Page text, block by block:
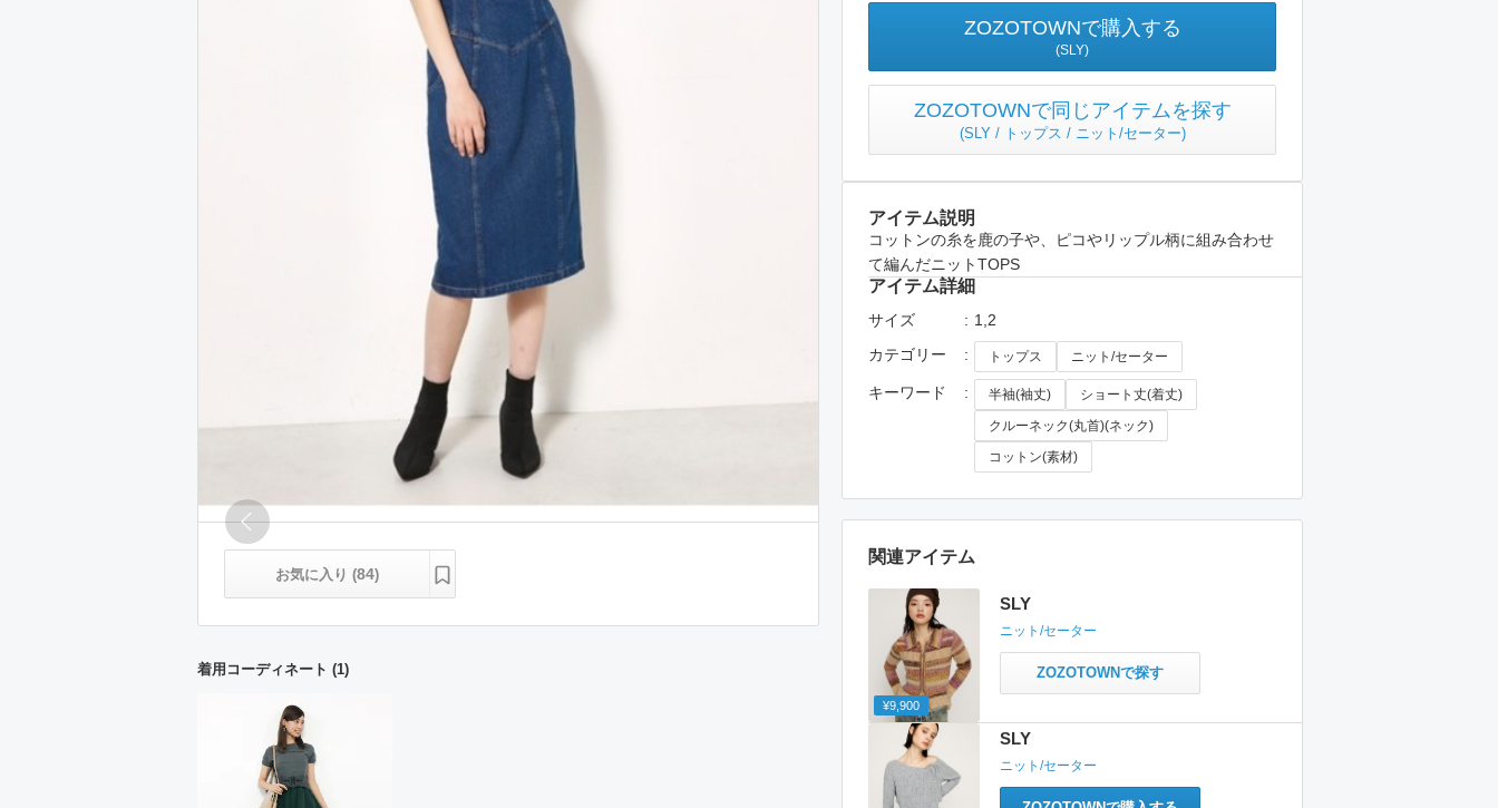
お気に入り (84)
ZOZOTOWNで購入する
(SLY)
ZOZOTOWNで同じアイテムを探す
(SLY / トップス / ニット/セーター)
アイテム説明
コットンの糸を鹿の子や、ピコやリップル柄に組み合わせ
て編んだニットTOPS
アイテム詳細
サイズ
1,2
カテゴリー
トップス ニット/セーター
キーワード 半袖(袖丈)
ショート丈(着丈)
クルーネック(丸首)(ネック)
コットン(素材)
関連アイテム
¥9,900
SLY
ニット/セーター
ZOZOTOWNで探す
SLY
ニット/セーター
着用コーディネート (1)